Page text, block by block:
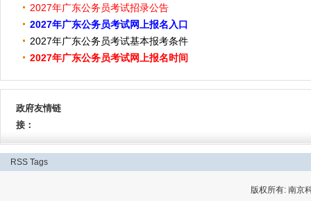
的考生
2027年广东公务员考试招录职位表相关 2027年广东公务员考试尚未
名时间尚未公布。根据近几年广东公务员考试报名时间的推算，2027年
2027年广东公务员考试招录公告
2027年广东公务员考试招录公告相关 2027年广东公务员考试尚未启
时间尚未公布。根据近几年广东公务员考试报名时间的推算，2027年广
2027年广东公务员考试网上报名入口
2027年广东公务员考试网上报名入口相关 2027年广东公务员考试尚
考网上报名时间预计将于2026年10月公
2027年广东公务员考试基本报考条件
2027年广东公务员考试网上报名时间
时间尚未公布。根据近几年广东公务员考试报名时间的推算，2027年广
政府友情链
接：
RSS Tags
版权所有: 南